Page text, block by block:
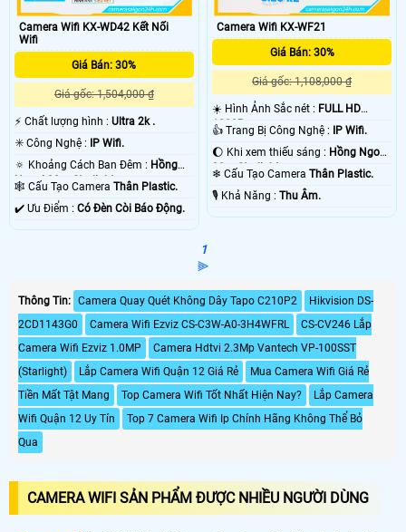
Camera Wifi KX-WD42 Kết Nối
Wifi
Giá Bán: 30%
Giá gốc: 1,504,000 ₫
️⚡ Chất lượng hình : Ultra 2k .
✳️ Công Nghệ : IP Wifi.
🔅 Khoảng Cách Ban Đêm : Hồng
Ngoại 30m Starlight.
🕸️ Cấu Tạo Camera Thân Plastic.
️✔️ Ưu Điểm : Có Ðèn Còi Báo Động.
Camera Wifi KX-WF21
Giá Bán: 30%
Giá gốc: 1,108,000 ₫
☀️ Hình Ảnh Sắc nét : FULL HD
1080P .
👍 Trang Bị Công Nghệ :
IP Wifi.
🌔 Khi xem thiếu sáng : Hồng Ngoại
30m Starlight.
❄ Cấu Tạo CameraThân Plastic.
️🎙 Khả Năng :Thu Âm.
1
⫸
Thông Tin: Camera Quay Quét Không Dây Tapo C210P2
Hikvision DS-
2CD1143G0
Camera Wifi Ezviz CS-C3W-A0-3H4WFRL
CS-CV246 Lắp
Camera Wifi Ezviz 1.0MP
Camera Hdtvi 2.3Mp Vantech VP-100SST
(Starlight)
Lắp Camera Wifi Quận 12 Giá Rẻ
Mua Camera Wifi Giá Rẻ
Tiền Mất Tật Mang
Top Camera Wifi Tốt Nhất Hiện Nay?
Lắp Camera
Wifi Quận 12 Uy Tín
Top 7 Camera Wifi Ip Chính Hãng Không Thể Bỏ
Qua
CAMERA WIFI SẢN PHẨM ĐƯỢC NHIỀU NGƯỜI DÙNG